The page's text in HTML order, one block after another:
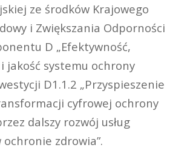
ze środków Krajowego
i Zwiększania Odporności
D „Efektywność,
jakość systemu ochrony
D1.1.2 „Przyspieszenie
cyfrowej ochrony
dalszy rozwój usług
zdrowia”.